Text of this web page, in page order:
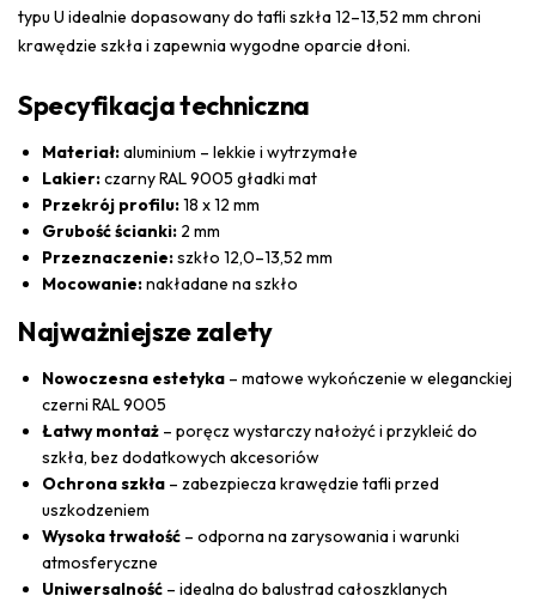
typu U idealnie dopasowany do tafli szkła 12–13,52 mm chroni
krawędzie szkła i zapewnia wygodne oparcie dłoni.
Specyfikacja techniczna
Materiał:aluminium – lekkie i wytrzymałe
Lakier:czarny RAL 9005 gładki mat
Przekrój profilu:18 x 12 mm
Grubość ścianki: 2 mm
Przeznaczenie:szkło 12,0–13,52 mm
Mocowanie:nakładane na szkło
Najważniejsze zalety
Nowoczesna estetyka – matowe wykończenie w eleganckiej
czerni RAL 9005
Łatwy montaż – poręcz wystarczy nałożyć i przykleić do
szkła, bez dodatkowych akcesoriów
Ochrona szkła – zabezpiecza krawędzie tafli przed
uszkodzeniem
Wysoka trwałość – odporna na zarysowania i warunki
atmosferyczne
Uniwersalność – idealna do balustrad całoszklanych